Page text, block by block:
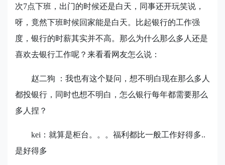
次7点下班，出门的时候还是白天，同事还开玩笑说，
呀，竟然下班时候回家能是白天。比起银行的工作强
度，银行的时薪其实并不高。那么为什么那么多人还是
喜欢去银行工作呢？来看看网友怎么说：
赵二狗 ：我也有这个疑问，想不明白现在那么多人
都投银行，同时也想不明白，怎么银行每年都需要那么
多人捏？
kei ：就算是柜台。。。福利都比一般工作好得多..
是好得多